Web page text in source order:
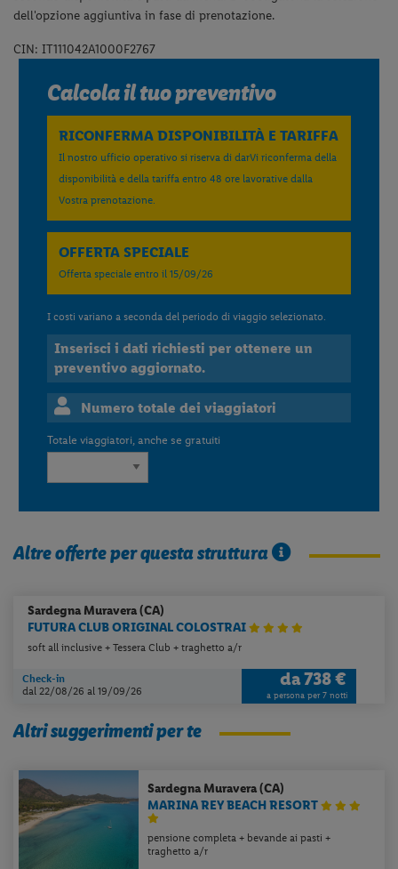
riconferma da parte della struttura a pagamento (Euro 50.00 per la
comuni - obbligatorio libretto sanitario). E' obbligatoria la
Culla
Futurotto Card (obbligatoria per infant fino a 3 anni non compiuti -
utilizzo della biberoneria accessibile negli orari di apertura del
ristorante con assistenza, culla su richiesta alla prenotazione
dell'opzione aggiuntiva in fase di prenotazione.
CIN: IT111042A1000F2767
Calcola il tuo preventivo
RICONFERMA DISPONIBILITÀ E TARIFFA
disponibilità e della tariffa entro 48 ore lavorative dalla
OFFERTA SPECIALE
I costi variano a seconda del periodo di viaggio selezionato.
Numero totale dei viaggiatori
Totale viaggiatori, anche se gratuiti
Altre offerte per questa struttura
Muravera (CA)
FUTURA CLUB ORIGINAL COLOSTRAI